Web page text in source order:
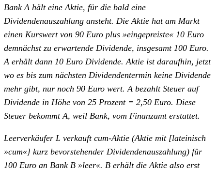
Bank A hält eine Aktie, für die bald eine
Dividendenauszahlung ansteht. Die Aktie hat am Markt
einen Kurswert von 90 Euro plus »eingepreiste« 10 Euro
demnächst zu erwartende Dividende, insgesamt 100 Euro.
A erhält dann 10 Euro Dividende. Aktie ist daraufhin, jetzt
wo es bis zum nächsten Dividendentermin keine Dividende
mehr gibt, nur noch 90 Euro wert. A bezahlt Steuer auf
Dividende in Höhe von 25 Prozent = 2,50 Euro. Diese
Steuer bekommt A, weil Bank, vom Finanzamt erstattet.
Leerverkäufer L verkauft cum-Aktie (Aktie mit [lateinisch
»cum«] kurz bevorstehender Dividendenauszahlung) für
100 Euro an Bank B »leer«. B erhält die Aktie also erst